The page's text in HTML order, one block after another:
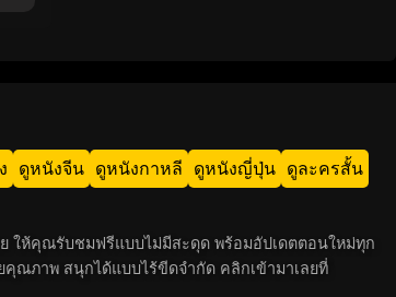
ดูหนังจีน ดูหนังกาหลี ดูหนังญี่ปุ่น ดูละครสั้น
ให้คุณรับชมฟรีแบบไม่มีสะดุด พร้อมอัปเดตตอนใหม่ทุก
ณภาพ สนุกได้แบบไร้ขีดจำกัด คลิกเข้ามาเลยที่